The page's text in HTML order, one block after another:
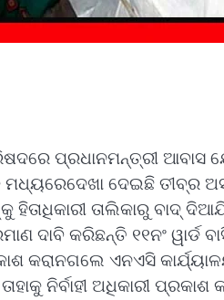
ପ୍ରଧାନମନ୍ତ୍ରୀ ଆବାସ
ଦେଇଛି ତୀବ୍ର
ତାଲିକାରୁ ବାଦ୍
ଦାବି କରିଛନ୍ତି ୧୧ନଂ ୱାର୍ଡ
କରାନଗଲେ ଏନଏସି
ନିର୍ବାହୀ ଅଧିକାରୀ